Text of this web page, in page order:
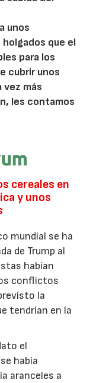
unos
que el
para los
cubrir unos
más
les contamos
cereales en
y unos
mundial se ha
de Trump al
habían
conflictos
la
tendrían en la
el
había
aranceles a